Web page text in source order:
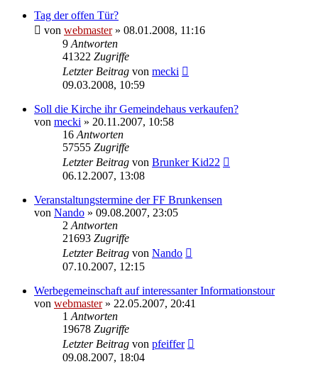
Tag der offen Tür?
von webmaster» 08.01.2008, 11:16
9 Antworten
41322 Zugriffe
Letzter Beitrag von mecki
09.03.2008, 10:59
Soll die Kirche ihr Gemeindehaus verkaufen?
von mecki » 20.11.2007, 10:58
16 Antworten
57555 Zugriffe
Letzter Beitrag von Brunker Kid22
06.12.2007, 13:08
Veranstaltungstermine der FF Brunkensen
von Nando » 09.08.2007, 23:05
2 Antworten
21693 Zugriffe
Letzter Beitrag von Nando
07.10.2007, 12:15
Werbegemeinschaft auf interessanter Informationstour
von webmaster» 22.05.2007, 20:41
1 Antworten
19678 Zugriffe
Letzter Beitrag von pfeiffer
09.08.2007, 18:04